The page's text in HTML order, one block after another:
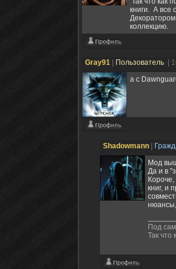
книги. А все
коллекцию.
Gray91 Пользователь
|
а с
Shadowmann
Мод
Да и в
книг, и
Под
Так